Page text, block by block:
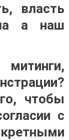
власть
а наш
чтобы
с